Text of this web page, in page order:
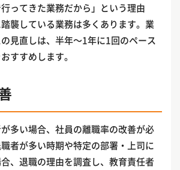
ってきた業務だから」という理由
襲している業務は多くあります。業
見直しは、半年〜1年に1回のペース
すすめします。
多い場合、社員の離職率の改善が必
者が多い時期や特定の部署・上司に
、退職の理由を調査し、教育責任者